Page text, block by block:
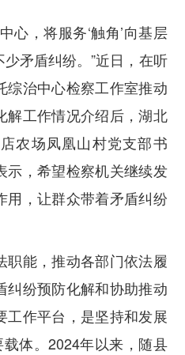
，将服务‘触角’向基层
矛盾纠纷。”近日，在听
综治中心检察工作室推动
解工作情况介绍后，湖北
农场凤凰山村党支部书
示，希望检察机关继续发
用，让群众带着矛盾纠纷
职能，推动各部门依法履
纠纷预防化解和协助推动
工作平台，是坚持和发展
载体。2024年以来，随县